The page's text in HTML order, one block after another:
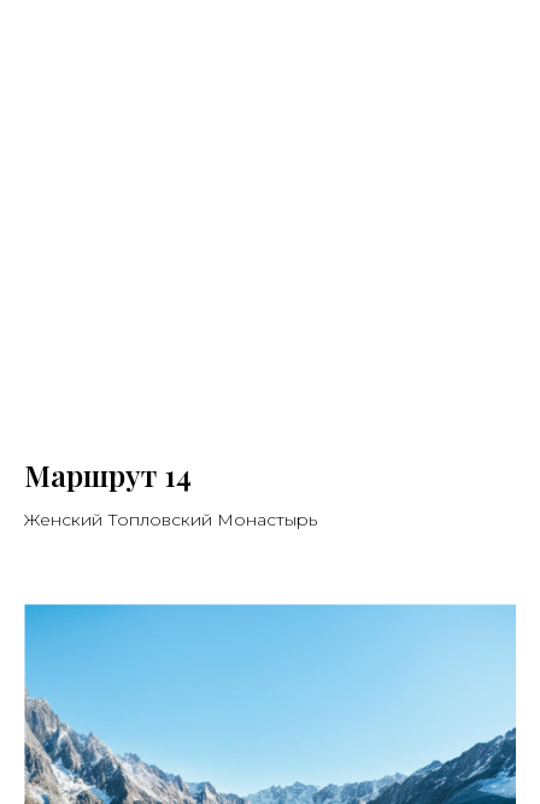
Маршрут 14
Женский Топловский Монастырь